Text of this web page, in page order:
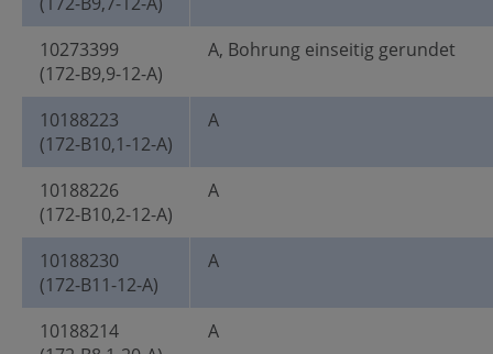
10273399
(172-B9,9-12-A)
A, Bohrung einseitig gerundet
10188223
(172-B10,1-12-A)
A
10188226
(172-B10,2-12-A)
A
10188230
(172-B11-12-A)
A
10188214
A